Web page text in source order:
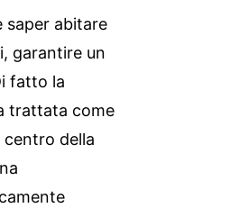
saper abitare
garantire un
fatto la
trattata come
centro della